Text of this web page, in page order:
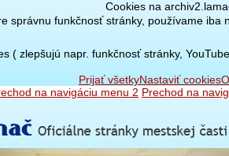
Cookies na
správnu funkčnosť stránky, používame iba
( zlepšujú napr. funkčnosť stránky,
Prijať všetkyNastaviť cookies
na navigáciu menu 2 Prechod na